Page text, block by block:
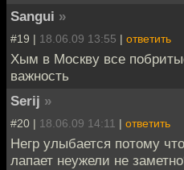
Sangui »
#19 | 18.06.09 13:55 | ответить
Хым в Москву все
важность
Serij »
#20 | 18.06.09 14:11 | ответить
Негр улыбается потому
лапает неужели не